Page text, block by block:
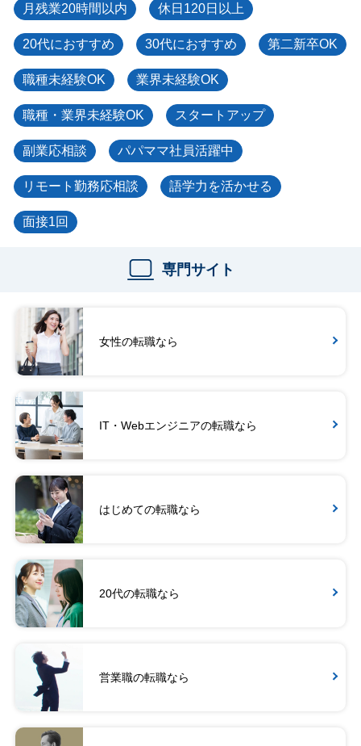
月残業20時間以内 休日120日以上
20代におすすめ 30代におすすめ 第二新卒OK
職種未経験OK 業界未経験OK
職種・業界未経験OK スタートアップ
副業応相談 パパママ社員活躍中
リモート勤務応相談 語学力を活かせる
面接1回
専門サイト
女性の転職なら
IT・Webエンジニアの転職なら
はじめての転職なら
20代の転職なら
営業職の転職なら